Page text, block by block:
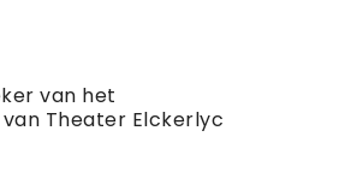
van het
Theater Elckerlyc